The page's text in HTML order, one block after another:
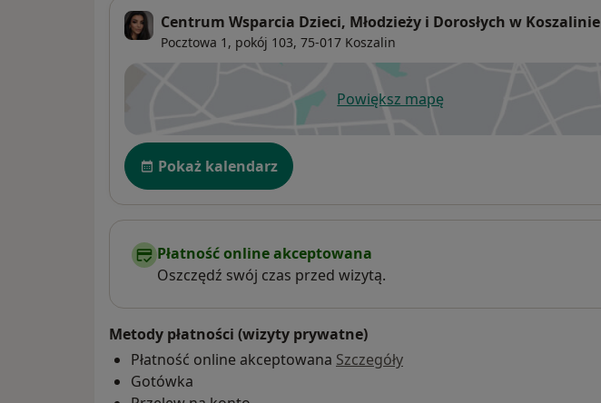
Centrum Wsparcia Dzieci, Młodzieży i Dorosłych w Koszalinie
Pocztowa 1, pokój 103, 75-017 Koszalin
Powiększ mapęotwiera się w nowej karcie
Dostępność
Pokaż kalendarz
Płatność online akceptowana
Oszczędź swój czas przed wizytą.
Metody płatności (wizyty prywatne)
Płatność online akceptowana Szczegóły
Gotówka